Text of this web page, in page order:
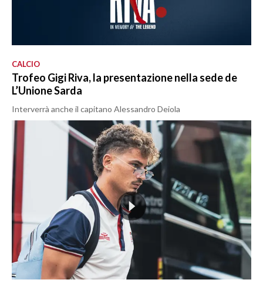
CALCIO
Trofeo Gigi Riva, la presentazione nella sede de
L’Unione Sarda
Interverrà anche il capitano Alessandro Deiola